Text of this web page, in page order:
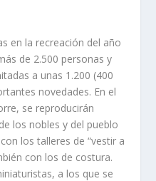
en la recreación del año
de 2.500 personas y
a unas 1.200 (400
novedades. En el
se reproducirán
los nobles y del pueblo
los talleres de “vestir a
con los de costura.
a los que se